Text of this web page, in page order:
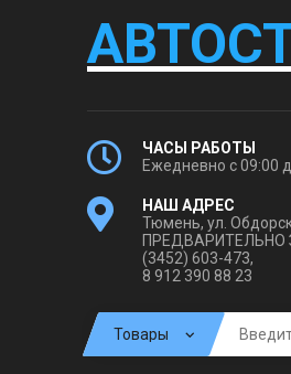
ЧАСЫ РАБОТЫ
Ежедневно с 09:00
НАШ АДРЕС
Тюмень, ул.
ПРЕДВАРИТЕЛЬНО
(3452) 603-473,
8 912 390 88 23